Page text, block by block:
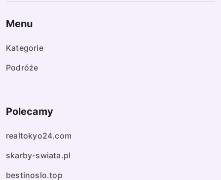
Menu
Kategorie
Podróże
Polecamy
realtokyo24.com
skarby-swiata.pl
bestinoslo.top